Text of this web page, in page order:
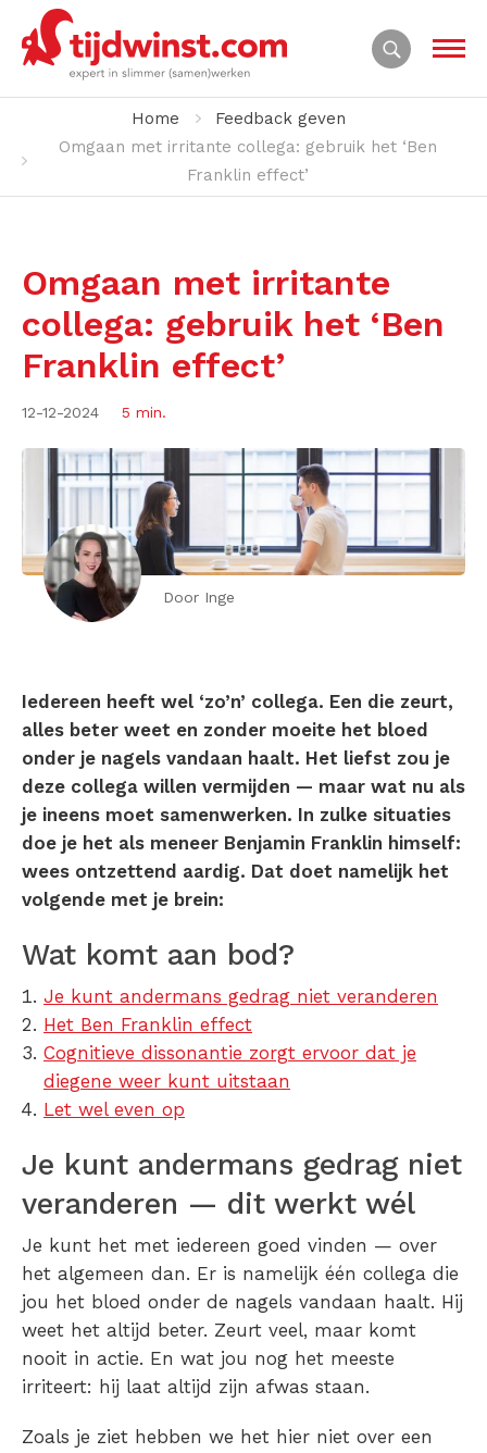
Home
Feedback geven
Omgaan met irritante collega: gebruik het ‘Ben
Franklin effect’
Omgaan met irritante
collega: gebruik het ‘Ben
Franklin effect’
12-12-2024 5 min.
Door Inge
Iedereen heeft wel ‘zo’n’ collega. Een die zeurt,
alles beter weet en zonder moeite het bloed
onder je nagels vandaan haalt. Het liefst zou je
deze collega willen vermijden — maar wat nu als
je ineens moet samenwerken. In zulke situaties
doe je het als meneer Benjamin Franklin himself:
wees ontzettend aardig. Dat doet namelijk het
volgende met je brein:
Wat komt aan bod?
Je kunt andermans gedrag niet veranderen
Het Ben Franklin effect
Cognitieve dissonantie zorgt ervoor dat je
diegene weer kunt uitstaan
Let wel even op
Je kunt andermans gedrag niet
veranderen — dit werkt wél
Je kunt het met iedereen goed vinden — over
het algemeen dan. Er is namelijk één collega die
jou het bloed onder de nagels vandaan haalt. Hij
weet het altijd beter. Zeurt veel, maar komt
nooit in actie. En wat jou nog het meeste
irriteert: hij laat altijd zijn afwas staan.
Zoals je ziet hebben we het hier niet over een